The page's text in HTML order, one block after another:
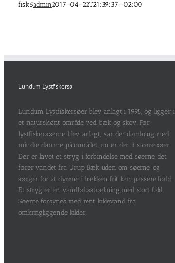
fisk6admin2017-04-22T21:39:37+02:00
Lundum Lystfiskersø
Lundum Lystfiskersøer blev anlagt i 1998, og ligger i
et naturskønt område ved bæk og skov. Før
lystfiskersøerne blev anlagt, var der dambrug med
mindre damme på området, nu er der 3 større søer.
Der er lavet et stryg i forbindelse med søerne, det
fører vandet fra Urup Bæk uden om søerne, og
sørger for at dyrene i bækken frit kan passere forbi.
Et stryg er en vandløbsstrækning med stort fald.
Søerne forsynes med rent kildevand fra
omkringliggende kilder.